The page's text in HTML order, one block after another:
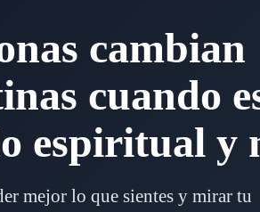
cambian
cuando
espiritual y
mejor lo que sientes y mirar tu